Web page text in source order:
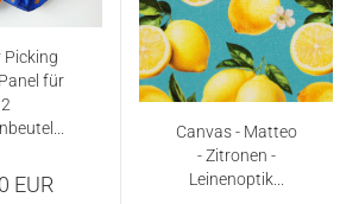
Picking
für
2
EUR
Canvas - Matteo
- Zitronen -
Leinenoptik...